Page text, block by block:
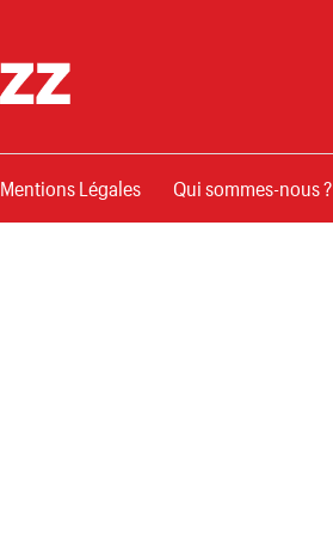
Mentions Légales Qui sommes-nous ?